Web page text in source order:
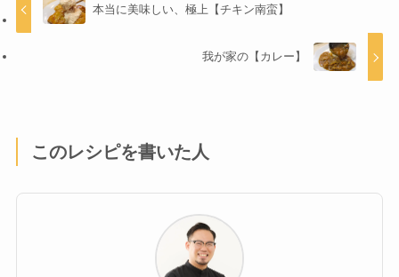
本当に美味しい、極上【チキン南蛮】
我が家の【カレー】
このレシピを書いた人